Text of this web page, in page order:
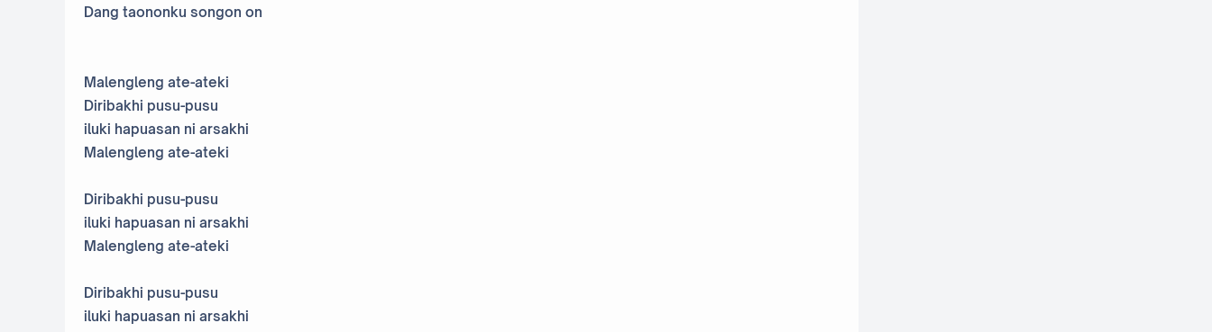
Dang taononku songon on
Malengleng ate-ateki
Diribakhi pusu-pusu
iluki hapuasan ni arsakhi
Malengleng ate-ateki
Diribakhi pusu-pusu
iluki hapuasan ni arsakhi
Malengleng ate-ateki
Diribakhi pusu-pusu
iluki hapuasan ni arsakhi